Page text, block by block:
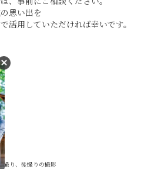
思い出を
活用していただければ幸いです。
撮り、後撮りの撮影